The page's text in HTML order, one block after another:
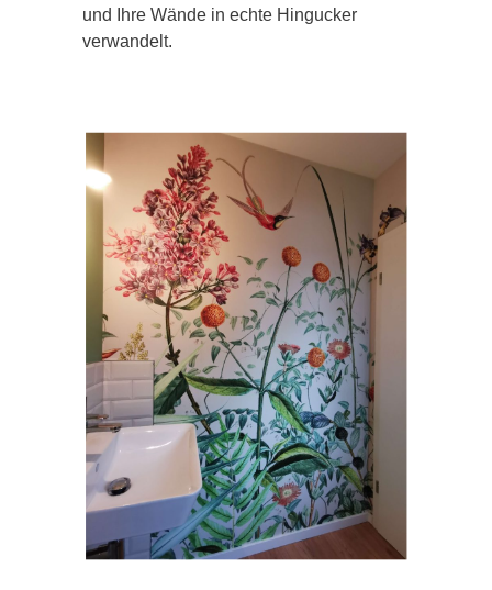
und Ihre Wände in echte Hingucker
verwandelt.